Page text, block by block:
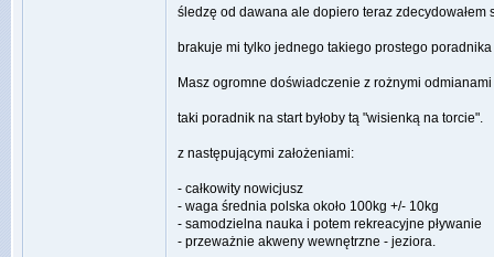
śledzę od dawana ale dopiero teraz zdecydowałem
brakuje mi tylko jednego takiego prostego
Masz ogromne doświadczenie z rożnymi
taki poradnik na start byłoby tą "wisienką na torcie".
z następującymi założeniami:
- całkowity nowicjusz
- waga średnia polska około 100kg +/- 10kg
- samodzielna nauka i potem rekreacyjne pływanie
- przeważnie akweny wewnętrzne - jeziora.